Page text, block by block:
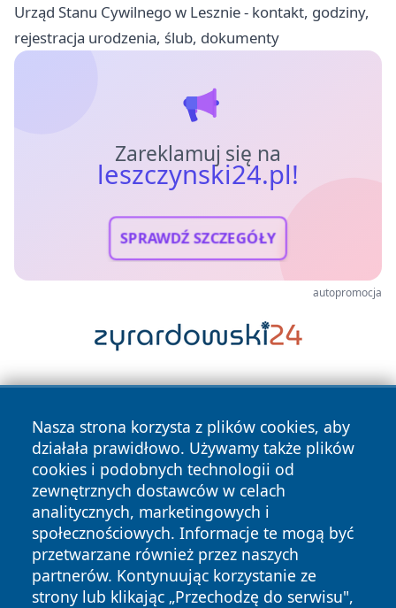
Urząd Stanu Cywilnego w Lesznie - kontakt, godziny,
rejestracja urodzenia, ślub, dokumenty
Zareklamuj się na
leszczynski24.pl!
SPRAWDŹ SZCZEGÓŁY
autopromocja
Nasza strona korzysta z plików cookies, aby
działała prawidłowo. Używamy także plików
cookies i podobnych technologii od
zewnętrznych dostawców w celach
analitycznych, marketingowych i
społecznościowych. Informacje te mogą być
przetwarzane również przez naszych
partnerów. Kontynuując korzystanie ze
strony lub klikając „Przechodzę do serwisu",
Copyright © 2026 leszczynski24.pl Wszystkie prawa
zastrzeżone.
News Autorzy
Polityka
Prywatności
Polityka
Cookies